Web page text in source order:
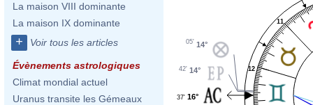
La maison VIII dominante
La maison IX dominante
+ Voir tous les articles
Évènements astrologiques
Climat mondial actuel
Uranus transite les Gémeaux
11
12
14°
05'
14°
42'
16°
37'